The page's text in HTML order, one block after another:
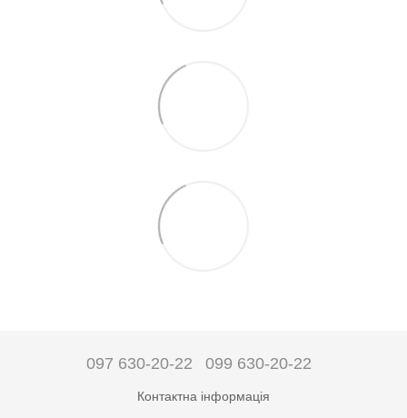
097 630-20-22 099 630-20-22
Контактна інформація